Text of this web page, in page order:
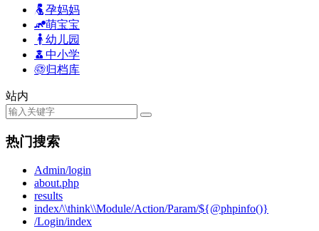
孕妈妈
萌宝宝
幼儿园
中小学
归档库
站内
热门搜索
Admin/login
about.php
results
index/\\think\\Module/Action/Param/${@phpinfo()}
/Login/index